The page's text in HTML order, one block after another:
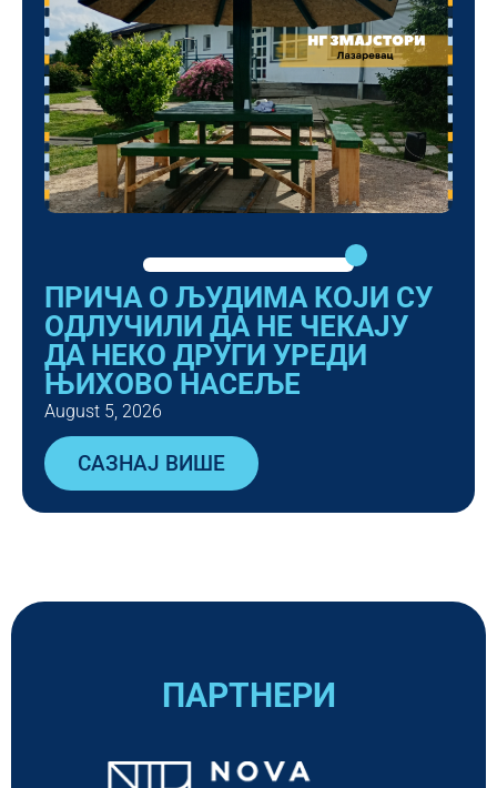
ПРИЧА О ЉУДИМА КОЈИ СУ
ОДЛУЧИЛИ ДА НЕ ЧЕКАЈУ
ДА НЕКО ДРУГИ УРЕДИ
ЊИХОВО НАСЕЉЕ
August 5, 2026
САЗНАЈ ВИШЕ
ПАРТНЕРИ